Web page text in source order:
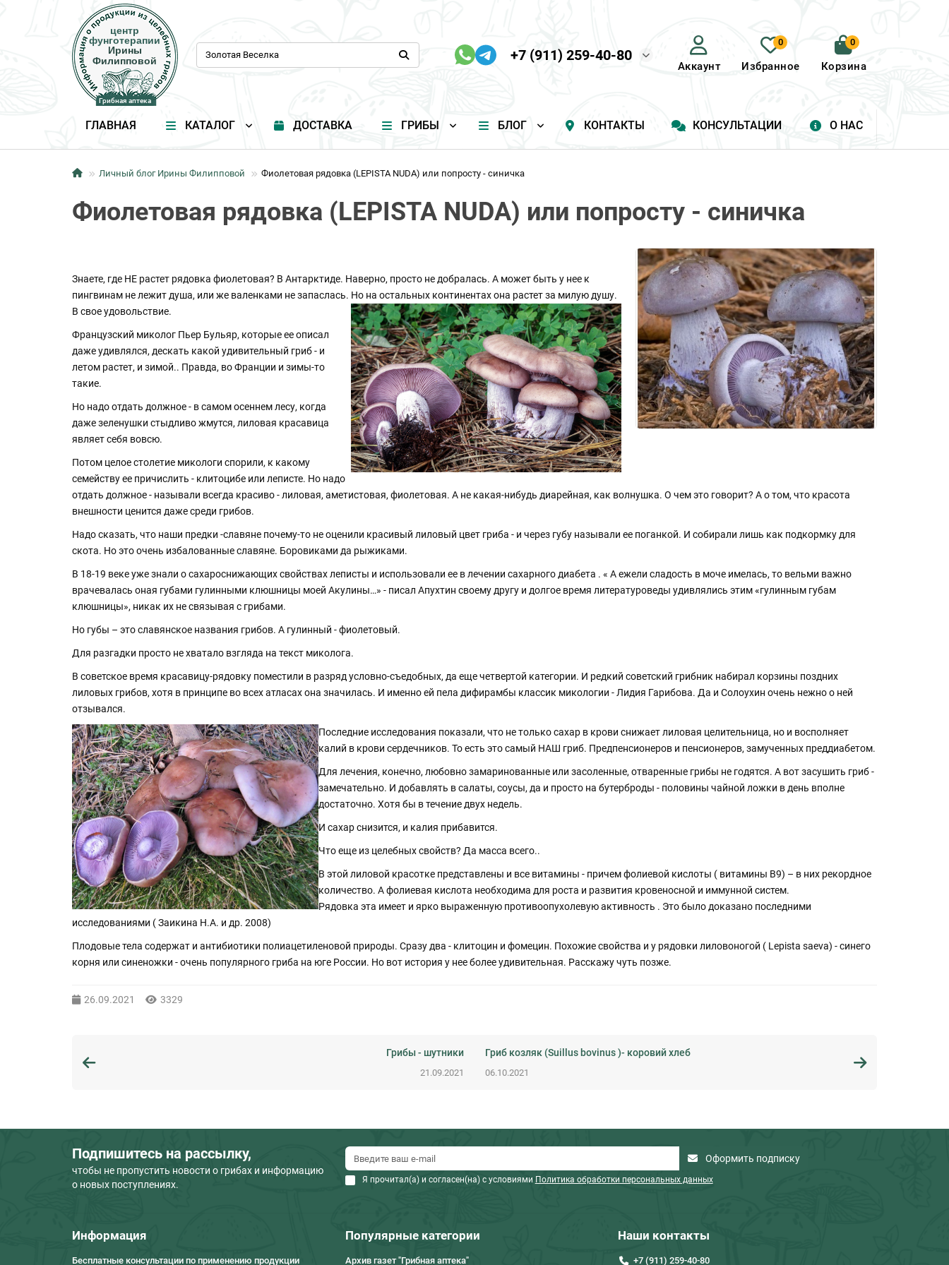
центр
фунготерапии
Ирины
Филипповой
Грибная аптека
центр
фунготерапии
Ирины
Филипповой
Грибная аптека
+7 (911) 259-40-80
Аккаунт
0
Избранное
0
Корзина
ГЛАВНАЯ КАТАЛОГ ДОСТАВКА ГРИБЫ БЛОГ КОНТАКТЫ КОНСУЛЬТАЦИИ О НАС
Личный блог Ирины Филипповой Фиолетовая рядовка (LEPISTA NUDA) или попросту - синичка
Фиолетовая рядовка (LEPISTA NUDA) или попросту - синичка
Знаете, где НЕ растет рядовка фиолетовая? В Антарктиде. Наверно, просто не добралась. А может быть у нее к
пингвинам не лежит душа, или же валенками не запаслась. Но на остальных континентах она растет за милую душу.
В свое удовольствие.
Французский миколог Пьер Бульяр, которые ее описал
даже удивлялся, дескать какой удивительный гриб - и
летом растет, и зимой.. Правда, во Франции и зимы-то
такие.
Но надо отдать должное - в самом осеннем лесу, когда
даже зеленушки стыдливо жмутся, лиловая красавица
являет себя вовсю.
Потом целое столетие микологи спорили, к какому
семейству ее причислить - клитоцибе или леписте. Но надо
отдать должное - называли всегда красиво - лиловая, аметистовая, фиолетовая. А не какая-нибудь диарейная, как волнушка. О чем это говорит? А о том, что красота
внешности ценится даже среди грибов.
Надо сказать, что наши предки -славяне почему-то не оценили красивый лиловый цвет гриба - и через губу называли ее поганкой. И собирали лишь как подкормку для
скота. Но это очень избалованные славяне. Боровиками да рыжиками.
В 18-19 веке уже знали о сахароснижающих свойствах леписты и использовали ее в лечении сахарного диабета . « А ежели сладость в моче имелась, то вельми важно
врачевалась оная губами гулинными клюшницы моей Акулины…» - писал Апухтин своему другу и долгое время литературоведы удивлялись этим «гулинным губам
клюшницы», никак их не связывая с грибами.
Но губы – это славянское названия грибов. А гулинный - фиолетовый.
Для разгадки просто не хватало взгляда на текст миколога.
В советское время красавицу-рядовку поместили в разряд условно-съедобных, да еще четвертой категории. И редкий советский грибник набирал корзины поздних
лиловых грибов, хотя в принципе во всех атласах она значилась. И именно ей пела дифирамбы классик микологии - Лидия Гарибова. Да и Солоухин очень нежно о ней
отзывался.
Последние исследования показали, что не только сахар в крови снижает лиловая целительница, но и восполняет
калий в крови сердечников. То есть это самый НАШ гриб. Предпенсионеров и пенсионеров, замученных преддиабетом.
Для лечения, конечно, любовно замаринованные или засоленные, отваренные грибы не годятся. А вот засушить гриб -
замечательно. И добавлять в салаты, соусы, да и просто на бутерброды - половины чайной ложки в день вполне
достаточно. Хотя бы в течение двух недель.
И сахар снизится, и калия прибавится.
Что еще из целебных свойств? Да масса всего..
В этой лиловой красотке представлены и все витамины - причем фолиевой кислоты ( витамины В9) – в них рекордное
количество. А фолиевая кислота необходима для роста и развития кровеносной и иммунной систем.
Рядовка эта имеет и ярко выраженную противоопухолевую активность . Это было доказано последними
исследованиями ( Заикина Н.А. и др. 2008)
Плодовые тела содержат и антибиотики полиацетиленовой природы. Сразу два - клитоцин и фомецин. Похожие свойства и у рядовки лиловоногой ( Lepista saeva) - синего
корня или синеножки - очень популярного гриба на юге России. Но вот история у нее более удивительная. Расскажу чуть позже.
26.09.2021 3329
Грибы - шутники
21.09.2021
Гриб козляк (Suillus bovinus )- коровий хлеб
06.10.2021
Подпишитесь на рассылку,
чтобы не пропустить новости о грибах и информацию
о новых поступлениях.
Оформить подписку
Я прочитал(а) и согласен(на) с условиями Политика обработки персональных данных
Информация
Бесплатные консультации по применению продукции
Популярные категории
Архив газет "Грибная аптека"
Наши контакты
+7 (911) 259-40-80